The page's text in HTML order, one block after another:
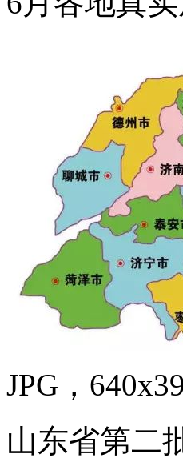
JPG，
山东省第二